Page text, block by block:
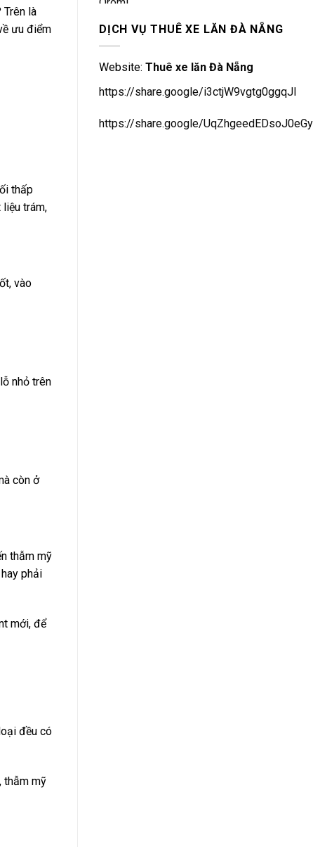
Trên là
ưu điểm
thấp
liệu trám,
vào
nhỏ trên
còn ở
thẫm mỹ
phải
mới, để
đều có
thẫm mỹ
DỊCH VỤ THUÊ XE LĂN ĐÀ NẴNG
Website: Thuê xe lăn Đà Nẵng
https://share.google/i3ctjW9vgtg0ggqJl
https://share.google/UqZhgeedEDsoJ0eGy